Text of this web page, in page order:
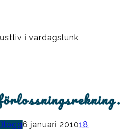
i vardagslunk
6 januari 201018